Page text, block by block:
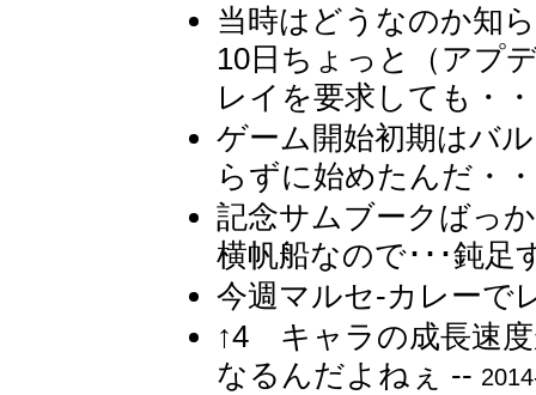
当時はどうなのか知
10日ちょっと（アプ
レイを要求しても・
ゲーム開始初期はバ
らずに始めたんだ・
記念サムブークばっ
横帆船なので･･･鈍足
今週マルセ-カレーで
↑4 キャラの成長速
なるんだよねぇ --